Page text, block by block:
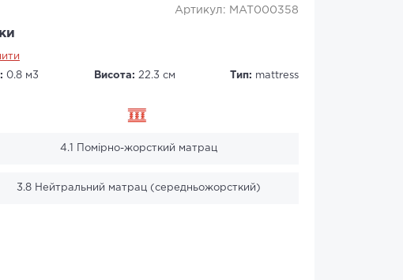
Артикул: MAT000358
0.8 м3 Висота: 22.3 см Тип: mattress
4.1 Помірно-жорсткий матрац
3.8 Нейтральний матрац (середньожорсткий)